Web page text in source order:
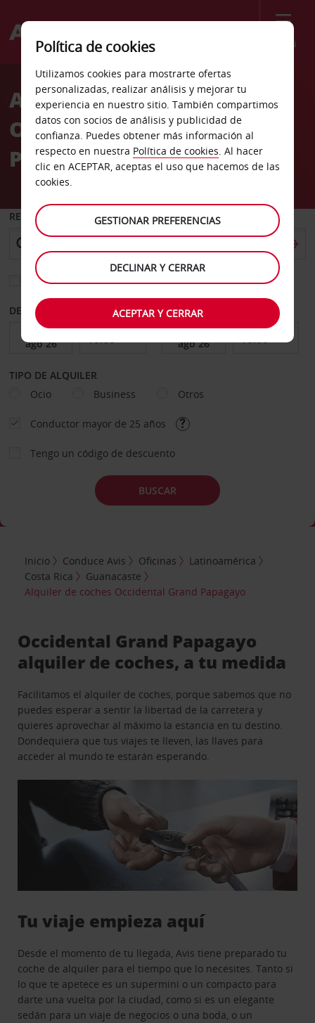
Menú
Welcome
AvisAlquiler de coches
Occidental Grand
Papagayo
RECOGER EN
Elegir otra oficina de devolución
DESDE HASTA
TIPO DE ALQUILER
Ocio
Business Otros
Conductor mayor de 25 años
Tengo un código de descuento
BUSCAR
Inicio Conduce Avis Oficinas
Latinoamérica
Costa Rica
Guanacaste
Alquiler de coches Occidental Grand Papagayo
Occidental Grand Papagayo
alquiler de coches, a tu medida
Facilitamos el alquiler de coches, porque sabemos que no
puedes esperar a sentir la libertad de la carretera y
quieres aprovechar al máximo la estancia en tu destino.
Dondequiera que tus viajes te lleven, las llaves para
acceder al mundo te estarán esperando.
Tu viaje empieza aquí
Desde el momento de tu llegada, Avis tiene preparado tu
coche de alquiler para el tiempo que lo necesites. Tanto si
lo que te apetece es un supermini o un compacto para
darte una vuelta por la ciudad, como si es un elegante
sedán para un viaje de negocios o una boda, o un
Política de cookies
Utilizamos cookies para mostrarte ofertas
personalizadas, realizar análisis y mejorar tu
experiencia en nuestro sitio. También compartimos
datos con socios de análisis y publicidad de
confianza. Puedes obtener más información al
respecto en nuestra Política de cookies. Al hacer
clic en ACEPTAR, aceptas el uso que hacemos de las
cookies.
GESTIONAR PREFERENCIAS
DECLINAR Y CERRAR
ACEPTAR Y CERRAR